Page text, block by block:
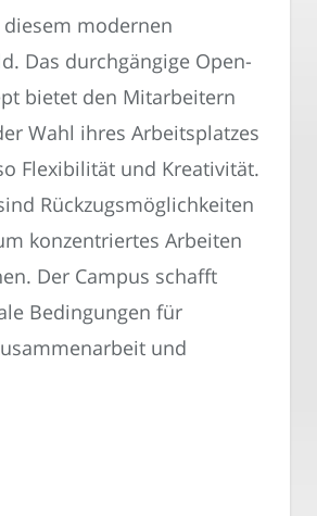
modernen
Das durchgängige Open-
bietet den Mitarbeitern
Wahl ihres Arbeitsplatzes
Flexibilität und Kreativität.
Rückzugsmöglichkeiten
konzentriertes Arbeiten
Der Campus schafft
Bedingungen für
und